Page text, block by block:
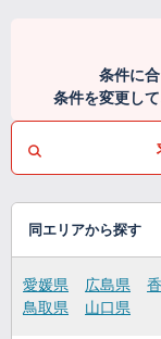
条件に
条件を変更し
同エリアから探す
愛媛県 広島県
鳥取県
山口県